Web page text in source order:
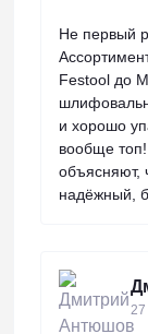
Не первый
Festool до
и хорошо
вообще
объясняют,
надёжный,
27